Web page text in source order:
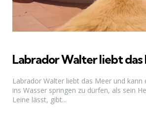
Labrador Walter liebt das
Labrador Walter liebt das Meer und kann
ins Wasser springen zu dürfen, als sein
Leine lässt, gibt...